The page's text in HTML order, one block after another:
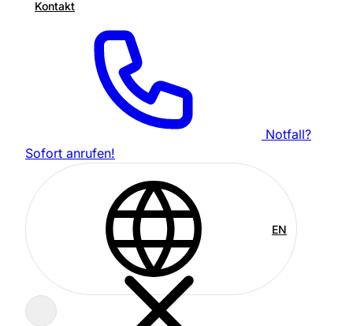
Kontakt
Notfall?
Sofort anrufen!
EN